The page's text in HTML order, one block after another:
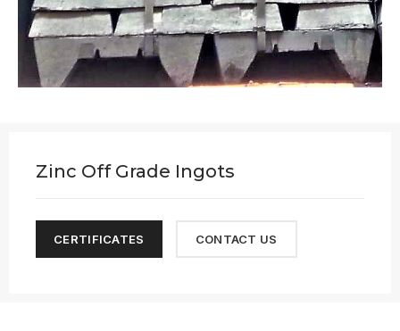
Zinc Off Grade Ingots
CERTIFICATES CONTACT US